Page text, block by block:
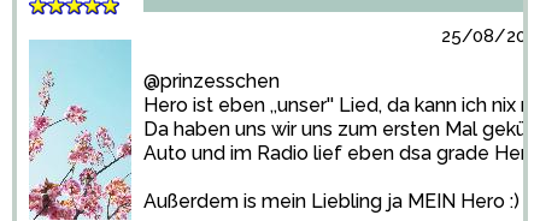
25/08/
@prinzesschen
Hero ist eben ,,unser'' Lied, da kann ich nix
Da haben uns wir uns zum ersten Mal
Auto und im Radio lief eben dsa grade
Außerdem is mein Liebling ja MEIN Hero :)